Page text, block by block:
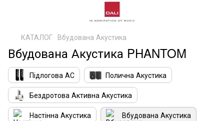
КАТАЛОГ Вбудована Акустика
Вбудована Акустика PHANTOM
Підлогова АС
Полична Акустика
Бездротова Активна Акустика
Настінна Акустика
Вбудована Акустика